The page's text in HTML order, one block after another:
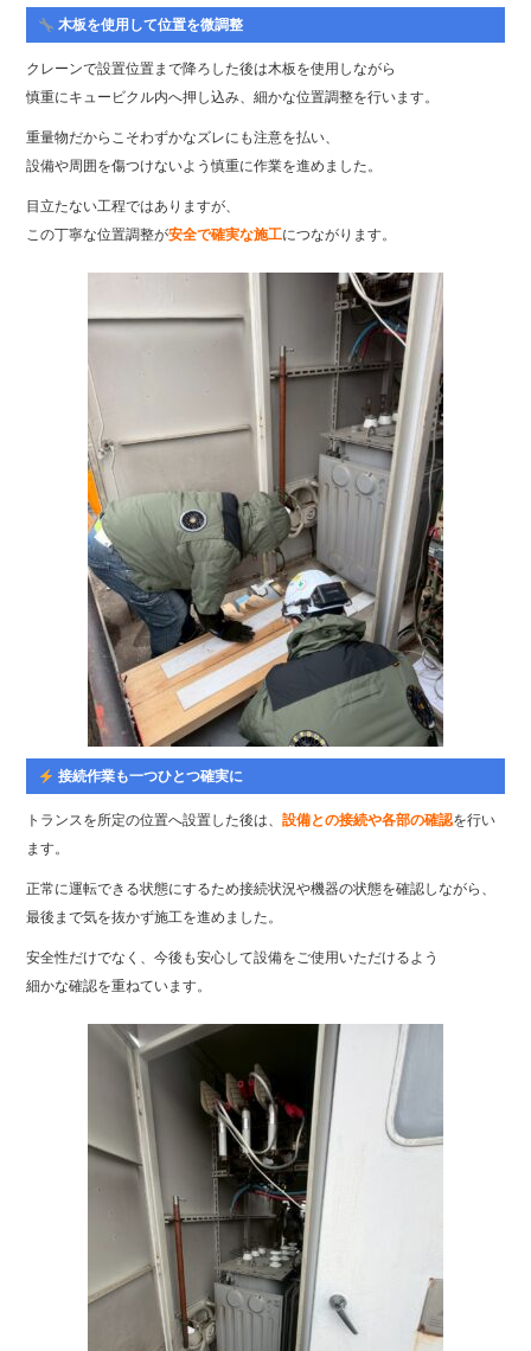
木板を使用して位置を微調整
クレーンで設置位置まで降ろした後は木板を使用しながら
慎重にキュービクル内へ押し込み、細かな位置調整を行います。
重量物だからこそわずかなズレにも注意を払い、
設備や周囲を傷つけないよう慎重に作業を進めました。
目立たない工程ではありますが、
この丁寧な位置調整が安全で確実な施工につながります。
接続作業も一つひとつ確実に
トランスを所定の位置へ設置した後は、設備との接続や各部の確認を行い
ます。
正常に運転できる状態にするため接続状況や機器の状態を確認しながら、
最後まで気を抜かず施工を進めました。
安全性だけでなく、今後も安心して設備をご使用いただけるよう
細かな確認を重ねています。